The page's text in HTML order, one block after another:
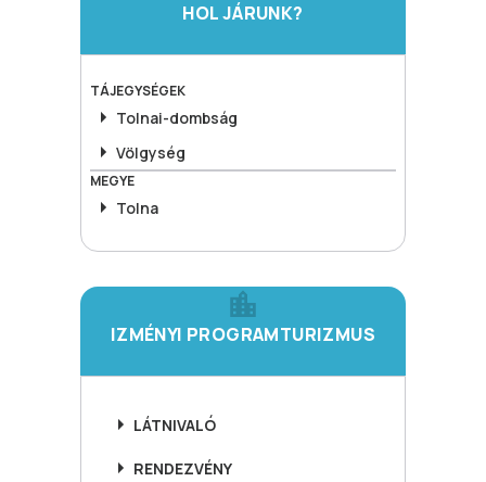
HOL JÁRUNK?
TÁJEGYSÉGEK
Tolnai-dombság
Völgység
MEGYE
Tolna
IZMÉNYI PROGRAMTURIZMUS
LÁTNIVALÓ
RENDEZVÉNY